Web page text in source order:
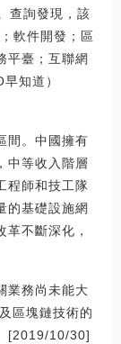
查詢發現，該
軟件開發；區
平臺；互聯網
知道）
間。中國擁有
中等收入階層
程師和技工隊
的基礎設施網
不斷深化，
業務尚未能大
區塊鏈技術的
[2019/10/30]